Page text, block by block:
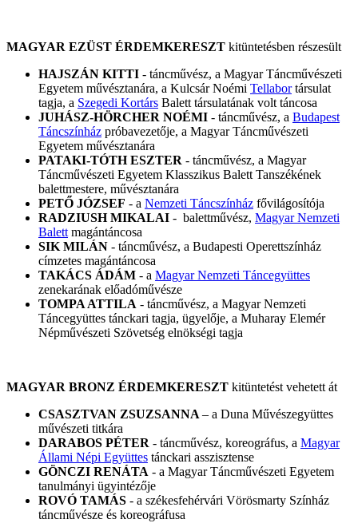
MAGYAR EZÜST ÉRDEMKERESZT kitüntetésben részesült
HAJSZÁN KITTI - táncművész, a Magyar Táncművészeti
Egyetem művésztanára, a Kulcsár Noémi Tellabortársulat
tagja, a Szegedi Kortárs Balett társulatának volt táncosa
JUHÁSZ-HÖRCHER NOÉMI - táncművész, a Budapest
Táncszínház próbavezetője, a Magyar Táncművészeti
Egyetem művésztanára
PATAKI-TÓTH ESZTER - táncművész, a Magyar
Táncművészeti Egyetem Klasszikus Balett Tanszékének
balettmestere, művésztanára
PETŐ JÓZSEF - a Nemzeti Táncszínház fővilágosítója
RADZIUSH MIKALAI - balettművész, Magyar Nemzeti
Balett magántáncosa
SIK MILÁN - táncművész, a Budapesti Operettszínház
címzetes magántáncosa
TAKÁCS ÁDÁM - a Magyar Nemzeti Táncegyüttes
zenekarának előadóművésze
TOMPA ATTILA - táncművész, a Magyar Nemzeti
Táncegyüttes tánckari tagja, ügyelője, a Muharay Elemér
Népművészeti Szövetség elnökségi tagja
MAGYAR BRONZ ÉRDEMKERESZT kitüntetést vehetett át
CSASZTVAN ZSUZSANNA – a Duna Művészegyüttes
művészeti titkára
DARABOS PÉTER - táncművész, koreográfus, a Magyar
Állami Népi Együttes tánckari asszisztense
GÖNCZI RENÁTA - a Magyar Táncművészeti Egyetem
tanulmányi ügyintézője
ROVÓ TAMÁS - a székesfehérvári Vörösmarty Színház
táncművésze és koreográfusa